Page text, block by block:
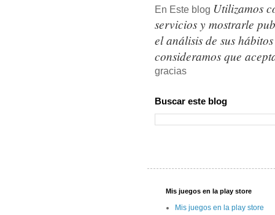
En Este blog Utilizamos
servicios y mostrarle
el análisis de sus
consideramos que
gracias
Buscar este blog
Mis juegos en la play store
Mis juegos en la play store